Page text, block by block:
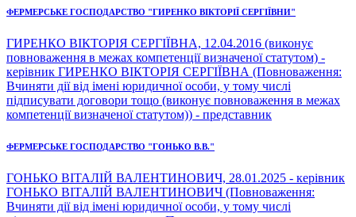
ФЕРМЕРСЬКЕ ГОСПОДАРСТВО "ГИРЕНКО ВІКТОРІЇ СЕРГІЇВНИ"
ГИРЕНКО ВІКТОРІЯ СЕРГІЇВНА, 12.04.2016 (виконує
повноваження в межах компетенції визначеної статутом) -
керівник ГИРЕНКО ВІКТОРІЯ СЕРГІЇВНА (Повноваження:
Вчиняти дії від імені юридичної особи, у тому числі
підписувати договори тощо (виконує повноваження в межах
компетенції визначеної статутом)) - представник
ФЕРМЕРСЬКЕ ГОСПОДАРСТВО "ГОНЬКО В.В."
ГОНЬКО ВІТАЛІЙ ВАЛЕНТИНОВИЧ, 28.01.2025 - керівник
ГОНЬКО ВІТАЛІЙ ВАЛЕНТИНОВИЧ (Повноваження:
Вчиняти дії від імені юридичної особи, у тому числі